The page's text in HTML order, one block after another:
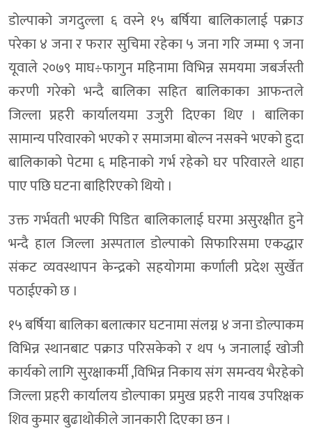
डोल्पाको जगदुल्ला ६ वस्ने १५ बर्षिया बालिकालाई पक्राउ
परेका ४ जना र फरार सुचिमा रहेका ५ जना गरि जम्मा ९ जना
यूवाले २०७९ माघ÷फागुन महिनामा विभिन्न समयमा जबर्जस्ती
करणी गरेको भन्दै बालिका सहित बालिकाका आफन्तले
जिल्ला प्रहरी कार्यालयमा उजुरी दिएका थिए । बालिका
सामान्य परिवारको भएको र समाजमा बोल्न नसक्ने भएको हुदा
बालिकाको पेटमा ६ महिनाको गर्भ रहेको घर परिवारले थाहा
पाए पछि घटना बाहिरिएको थियो ।
उक्त गर्भवती भएकी पिडित बालिकालाई घरमा असुरक्षीत हुने
भन्दै हाल जिल्ला अस्पताल डोल्पाको सिफारिसमा एकद्धार
संकट व्यवस्थापन केन्द्रको सहयोगमा कर्णाली प्रदेश सुर्खेत
पठाईएको छ ।
१५ बर्षिया बालिका बलात्कार घटनामा संलग्न ४ जना डाेल्पाकम
विभिन्न स्थानबाट पक्राउ परिसकेको र थप ५ जनालाई खोजी
कार्यकाे लागि सुरक्षाकर्मी ,विभिन्न निकाय संग समन्वय भैरहेको
जिल्ला प्रहरी कार्यालय डोल्पाका प्रमुख प्रहरी नायब उपरिक्षक
शिव कुमार बुढाथोकीले जानकारी दिएका छन ।